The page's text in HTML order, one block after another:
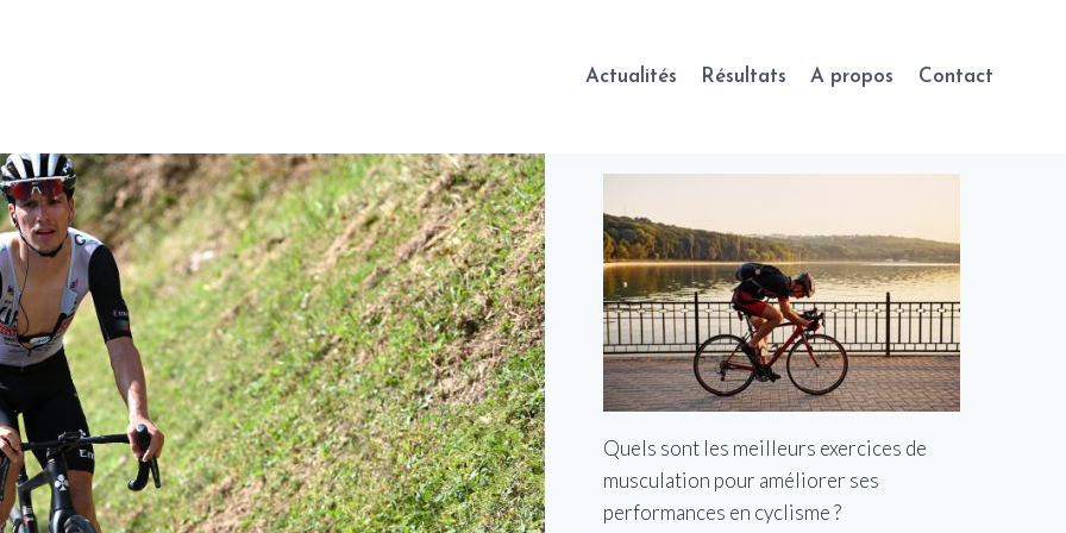
Actualités Résultats A propos Contact
Quels sont les meilleurs exercices de
musculation pour améliorer ses
performances en cyclisme ?